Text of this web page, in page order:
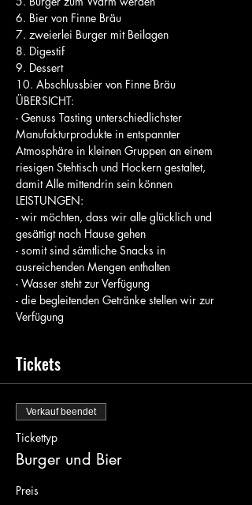
6. Bier von Finne Bräu
7. zweierlei Burger mit Beilagen
8. Digestif
9. Dessert
10. Abschlussbier von Finne Bräu
ÜBERSICHT:
- Genuss Tasting unterschiedlichster
Manufakturprodukte in entspannter
Atmosphäre in kleinen Gruppen an einem
riesigen Stehtisch und Hockern gestaltet,
damit Alle mittendrin sein können
LEISTUNGEN:
- wir möchten, dass wir alle glücklich und
gesättigt nach Hause gehen
- somit sind sämtliche Snacks in
ausreichenden Mengen enthalten
- Wasser steht zur Verfügung
- die begleitenden Getränke stellen wir zur
Verfügung
Tickets
Verkauf beendet
Tickettyp
Burger und Bier
Preis